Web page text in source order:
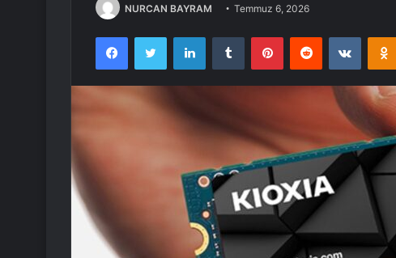
NURCAN BAYRAM Temmuz 6, 2026
FacebookTwitter LinkedInTumblr PinterestReddit